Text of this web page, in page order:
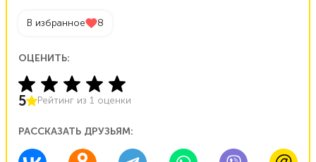
В избранное 8
ОЦЕНИТЬ:
5 Рейтинг из 1 оценки
РАССКАЗАТЬ ДРУЗЬЯМ: